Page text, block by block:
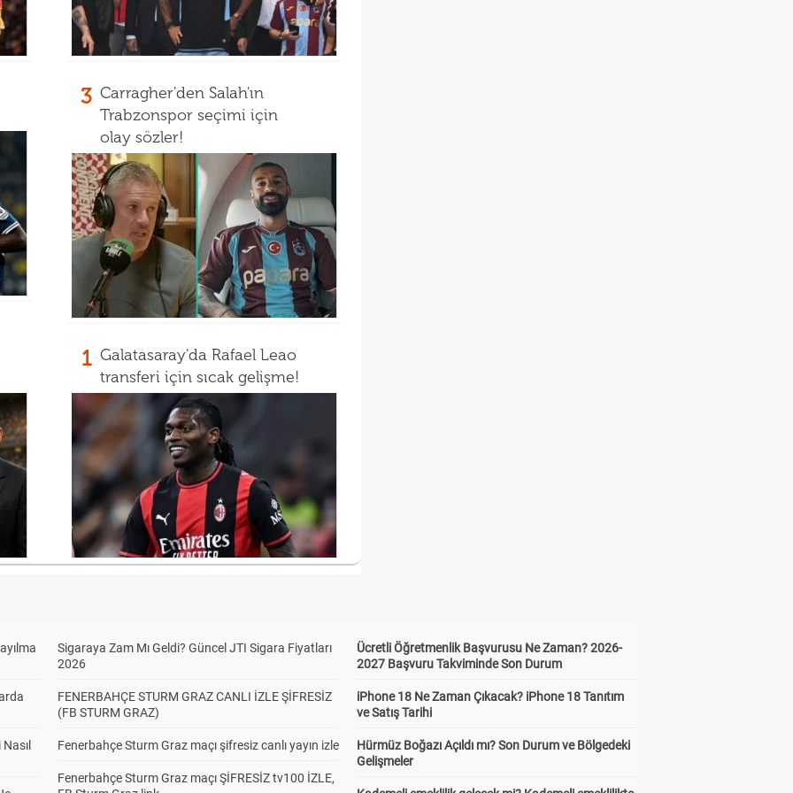
3 Carragher'den Salah'ın
Trabzonspor seçimi için
olay sözler!
1 Galatasaray'da Rafael Leao
transferi için sıcak gelişme!
Sigaraya Zam Mı Geldi? Güncel JTI Sigara Fiyatları
2026
FENERBAHÇE STURM GRAZ CANLI İZLE ŞİFRESİZ
(FB STURM GRAZ)
Fenerbahçe Sturm Graz maçı şifresiz canlı yayın izle
Fenerbahçe Sturm Graz maçı ŞİFRESİZ tv100 İZLE,
Ücretli Öğretmenlik Başvurusu Ne Zaman? 2026-
2027 Başvuru Takviminde Son Durum
iPhone 18 Ne Zaman Çıkacak? iPhone 18 Tanıtım
ve Satış Tarihi
Hürmüz Boğazı Açıldı mı? Son Durum ve Bölgedeki
Gelişmeler